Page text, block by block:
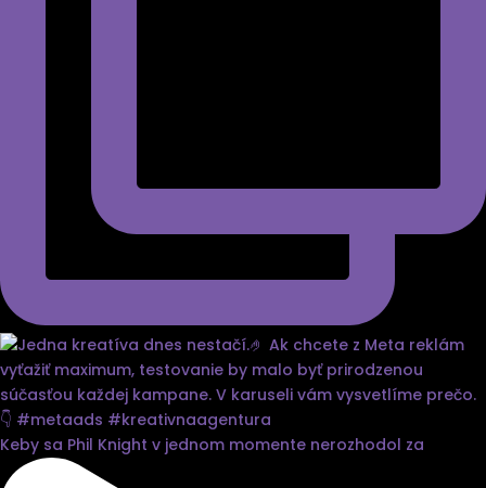
Keby sa Phil Knight v jednom momente nerozhodol za